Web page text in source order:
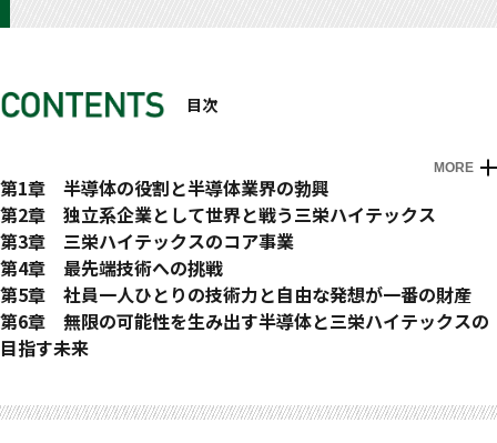
目次
MORE
はじめに
第1章 半導体の役割と半導体業界の勃興
世界を未来に進める鍵は「半導体」にある
世の中に半導体が必要な理由
「0と1」で構成される、デジタル半導体の世界観
「スイッチ」「変換」「増幅」で構成される、アナログ半導体
の世界観
半導体業界の市場と構造
日の丸半導体の躍進と日米半導体協定
なぜ日の丸半導体は衰退したのか
第2章 独立系企業として世界と戦う三栄ハイテックス
独立系設計企業三栄ハイテックスの誕生
第一線の技術で開拓する。三栄ハイテックスの歩み
半導体の激戦地・中国への進出
「誰も設計を知らない。」東南アジアマーケットへの進出
誇りとプロフェッショナリズム。その想いと原動力
第3章 三栄ハイテックスのコア事業
「全方位 ALL OK」の成果
「経験と勘」が要求される緻密な世界。アナログ回路設計
「密・雅・流」から成るアートの世界。レイアウト設計
「具体と抽象」を行き来するダイナミックな世界。デジタル回
組み込みソフトウェアの仕事とは?
第4章 最先端技術への挑戦
AI分野への挑戦―ディープラーニングとアノテーション―
ディープラーニングに必の技術、アノテーションとは何か？
今、何が起きているのか。群雄割拠のAI戦国時代
独立系設計企業だからこそ可能な成長戦略
第5章 社員一人ひとりの技術力と自由な発想が一番の財産
過酷な環境を勝ち抜くための条件
何よりも、好きかどうかですべてが決まる
人が育つ教育の秘密は、「脱OJT」にある
三栄ハイテックス流「V字型人材マネジメント」
第6章 無限の可能性を生み出す半導体と三栄ハイテックスの
目指す未来
アナログで世界に挑戦する
シリコンバレーのような空間を作る